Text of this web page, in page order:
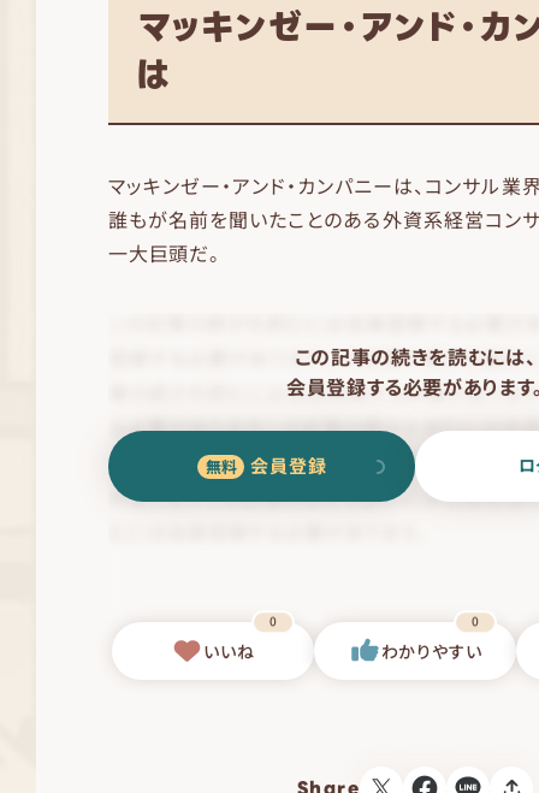
マッキンゼー・アンド・カ
は
マッキンゼー・アンド・カンパニーは、コンサル
誰もが名前を聞いたことのある外資系経営コン
一大巨頭だ。
この記事の続きを読むには、
会員登録する必要があります
会員登録
いいね
0
わかりやすい
0